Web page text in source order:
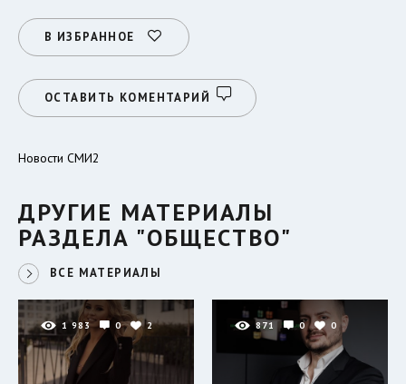
В ИЗБРАННОЕ
ОСТАВИТЬ КОМЕНТАРИЙ
Новости СМИ2
ДРУГИЕ МАТЕРИАЛЫ
РАЗДЕЛА "ОБЩЕСТВО"
ВСЕ МАТЕРИАЛЫ
1 983 0 2 871 0 0